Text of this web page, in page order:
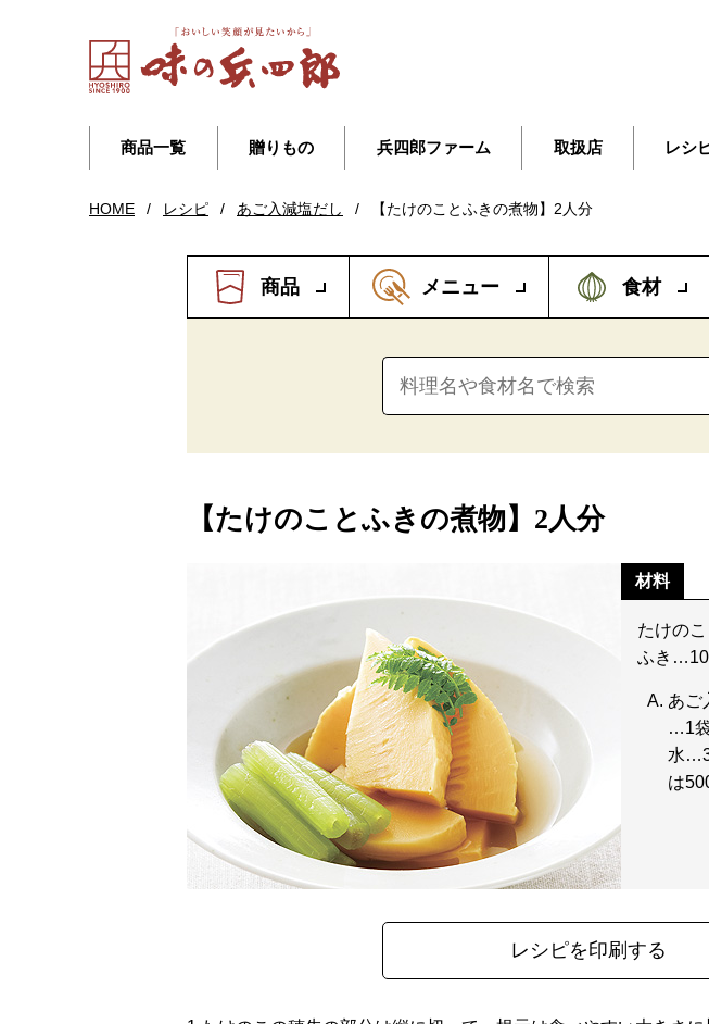
商品一覧 贈りもの 兵四郎ファーム 取扱店 レシ
HOME / レシピ / あご入減塩だし / 【たけのことふきの煮物】2人分
商品 メニュー 食材
【たけのことふきの煮物】2人分
材料
たけの
ふき
あご
…1
水
は
レシピを印刷する